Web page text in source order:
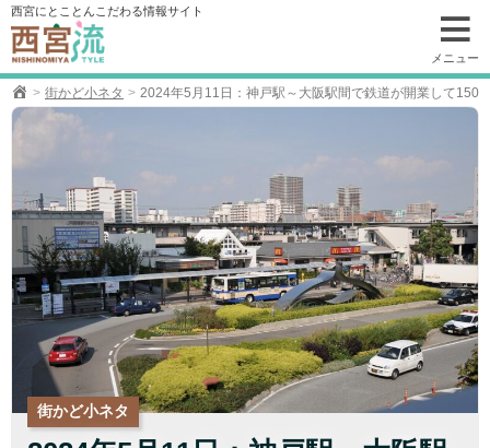
コ
ン
テ
ン
ツ
へ
西宮にとことんこだわる情報サイト
メニュー
街かど小ネタ 2024年5月11日：神戸駅～大阪駅間で鉄道が開業して150
街かど小ネタ